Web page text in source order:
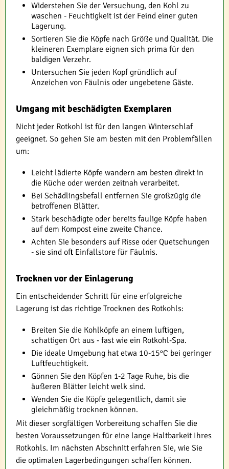
Widerstehen Sie der Versuchung, den Kohl zu
waschen - Feuchtigkeit ist der Feind einer guten
Lagerung.
Sortieren Sie die Köpfe nach Größe und Qualität. Die
kleineren Exemplare eignen sich prima für den
baldigen Verzehr.
Untersuchen Sie jeden Kopf gründlich auf
Anzeichen von Fäulnis oder ungebetene Gäste.
Umgang mit beschädigten Exemplaren
Nicht jeder Rotkohl ist für den langen Winterschlaf
geeignet. So gehen Sie am besten mit den Problemfällen
um:
Leicht lädierte Köpfe wandern am besten direkt in
die Küche oder werden zeitnah verarbeitet.
Bei Schädlingsbefall entfernen Sie großzügig die
betroffenen Blätter.
Stark beschädigte oder bereits faulige Köpfe haben
auf dem Kompost eine zweite Chance.
Achten Sie besonders auf Risse oder Quetschungen
- sie sind oft Einfallstore für Fäulnis.
Trocknen vor der Einlagerung
Ein entscheidender Schritt für eine erfolgreiche
Lagerung ist das richtige Trocknen des Rotkohls:
Breiten Sie die Kohlköpfe an einem luftigen,
schattigen Ort aus - fast wie ein Rotkohl-Spa.
Die ideale Umgebung hat etwa 10-15°C bei geringer
Luftfeuchtigkeit.
Gönnen Sie den Köpfen 1-2 Tage Ruhe, bis die
äußeren Blätter leicht welk sind.
Wenden Sie die Köpfe gelegentlich, damit sie
gleichmäßig trocknen können.
Mit dieser sorgfältigen Vorbereitung schaffen Sie die
besten Voraussetzungen für eine lange Haltbarkeit Ihres
Rotkohls. Im nächsten Abschnitt erfahren Sie, wie Sie
die optimalen Lagerbedingungen schaffen können.